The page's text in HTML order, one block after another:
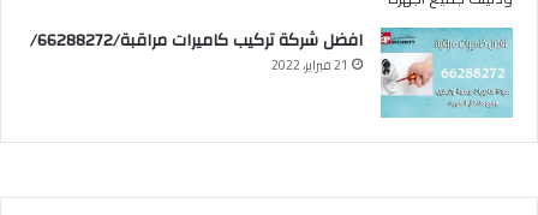
افضل شركة تركيب كاميرات مراقبة/66288272/
21 فبراير، 2022